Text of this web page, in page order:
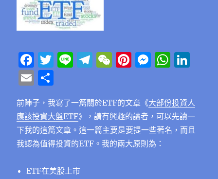
F
a
c
e
b
o
o
k
T
te
r
Li T
g
r
a
m
W
h
at
Pi
re
st
M
e
n
g
er
W
s
A
p
e
d
I
E
ai
l
享
前陣子，我寫了一篇關於ETF的文章 《大部份投資人
應該投資大盤ETF》
，請有興趣的讀者，可以先讀一
下我的這篇文章。這一篇主要是要提一些著名，而且
我認為值得投資的ETF。我的兩大原則為：
ETF在美股上市